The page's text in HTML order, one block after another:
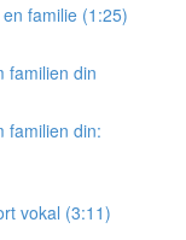
familie (1:25)
familien din
familien din:
vokal (3:11)